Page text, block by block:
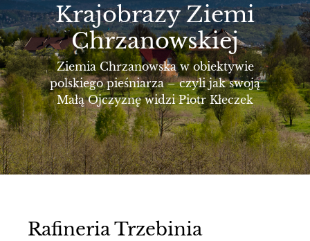
Krajobrazy Ziemi
Chrzanowskiej
Ziemia Chrzanowska w obiektywie
polskiego pieśniarza – czyli jak swoją
Małą Ojczyznę widzi Piotr Kłeczek
Rafineria Trzebinia